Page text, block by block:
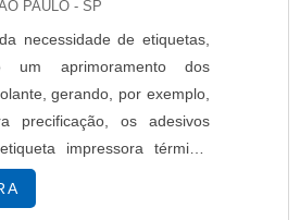
PAULO - SP
necessidade de etiquetas,
um aprimoramento dos
gerando, por exemplo,
precificação, os adesivos
impressora térmica,
um produto de grande
pelos benefícios que